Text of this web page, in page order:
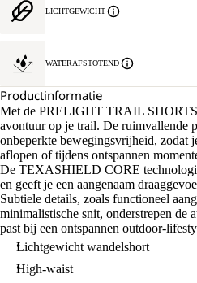
LICHTGEWICHT
WATERAFSTOTEND
Productinformatie
Met de PRELIGHT TRAIL
avontuur op je trail. De ruimvallende
onbeperkte bewegingsvrijheid, zodat
aflopen of tijdens ontspannen
De TEXASHIELD CORE
en geeft je een aangenaam
Subtiele details, zoals functioneel
minimalistische snit, onderstrepen de
past bij een ontspannen outdoor-
Lichtgewicht wandelshort
High-waist